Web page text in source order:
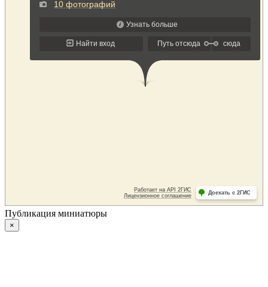
Публикация миниатюры
×